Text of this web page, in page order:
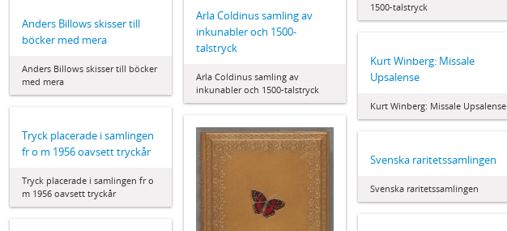
1500-talstryck
Arla Coldinus samling av
inkunabler och 1500-
talstryck
Arla Coldinus samling av
inkunabler och 1500-talstryck
Anders Billows skisser till
böcker med mera
Anders Billows skisser till böcker
med mera
Kurt Winberg: Missale
Upsalense
Kurt Winberg: Missale Upsalense
Tryck placerade i samlingen
fr o m 1956 oavsett tryckår
Tryck placerade i samlingen fr o
m 1956 oavsett tryckår
Svenska raritetssamlingen
Svenska raritetssamlingen